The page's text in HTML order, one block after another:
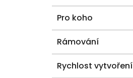
Pro koho
Rámování
Rychlost vytvoření